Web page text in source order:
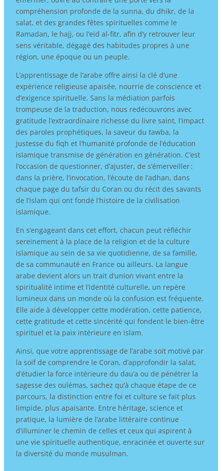
compréhension profonde de la sunna, du dhikr, de la
salat, et des grandes fêtes spirituelles comme le
Ramadan, le hajj, ou l’eid al-fitr, afin d’y retrouver leur
sens véritable, dégagé des habitudes propres à une
région, une époque ou un peuple.
L’apprentissage de l’arabe offre ainsi la clé d’une
expérience religieuse apaisée, nourrie de conscience et
d’exigence spirituelle. Sans la médiation parfois
trompeuse de la traduction, nous redécouvrons avec
gratitude l’extraordinaire richesse du livre saint, l’impact
des paroles prophétiques, la saveur du tawba, la
justesse du fiqh et l’humanité profonde de l’éducation
islamique transmise de génération en génération. C’est
l’occasion de questionner, d’ajuster, de s’émerveiller :
dans la prière, l’invocation, l’écoute de l’adhan, dans
chaque page du tafsir du Coran ou du récit des savants
de l’islam qui ont fondé l’histoire de la civilisation
islamique.
En s’engageant dans cet effort, chacun peut réfléchir
sereinement à la place de la religion et de la culture
islamique au sein de sa vie quotidienne, de sa famille,
de sa communauté en France ou ailleurs. La langue
arabe devient alors un trait d’union vivant entre la
spiritualité intime et l’identité culturelle, un repère
lumineux dans un monde où la confusion est fréquente.
Elle aide à développer cette modération, cette patience,
cette gratitude et cette sincérité qui fondent le bien-être
spirituel et la paix intérieure en islam.
Ainsi, que votre apprentissage de l’arabe soit motivé par
la soif de comprendre le Coran, d’approfondir la salat,
d’étudier la force intérieure du dau’a ou de pénétrer la
sagesse des oulémas, sachez qu’à chaque étape de ce
parcours, la distinction entre foi et culture se fait plus
limpide, plus apaisante. Entre héritage, science et
pratique, la lumière de l’arabe littéraire continue
d’illuminer le chemin de celles et ceux qui aspirent à
une vie spirituelle authentique, enracinée et ouverte sur
la diversité du monde musulman.